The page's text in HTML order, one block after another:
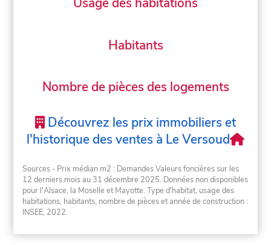
Habitants
Nombre de pièces des logements
Découvrez les prix immobiliers et
l'historique des ventes à Le Versoud
Sources - Prix médian m2 : Demandes Valeurs foncières sur les
12 derniers mois au 31 décembre 2025. Données non disponibles
pour l'Alsace, la Moselle et Mayotte. Type d'habitat, usage des
habitations, habitants, nombre de pièces et année de construction :
INSEE, 2022.